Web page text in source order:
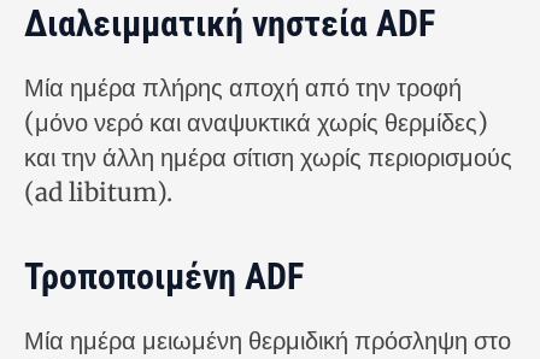
Διαλειμματική νηστεία ADF
Μία ημέρα πλήρης αποχή από την τροφή
(μόνο νερό και αναψυκτικά χωρίς θερμίδες)
και την άλλη ημέρα σίτιση χωρίς περιορισμούς
(ad libitum).
Τροποποιμένη ADF
Μία ημέρα μειωμένη θερμιδική πρόσληψη στο